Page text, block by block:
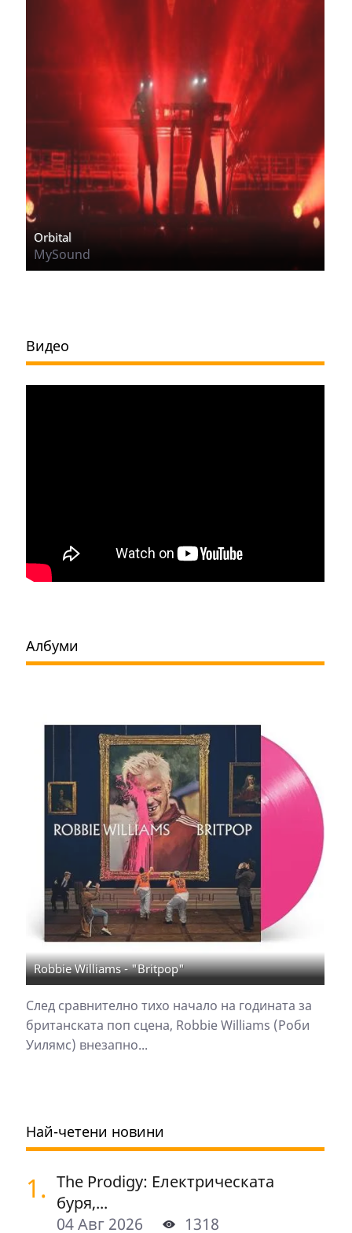
Orbital
MySound
Видео
Албуми
Robbie Williams - "Britpop"
След сравнително тихо начало на годината за
британската поп сцена, Robbie Williams (Роби
Уилямс) внезапно...
Най-четени новини
1. The Prodigy: Електрическата
буря,...
04 Авг 2026
1318